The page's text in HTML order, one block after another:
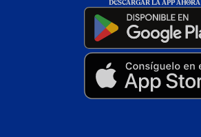
DESCARGAR LA APP AHORA